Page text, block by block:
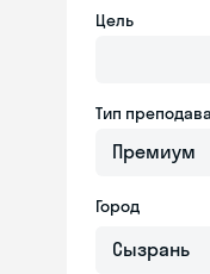
Цель
Тип
Премиум
Город